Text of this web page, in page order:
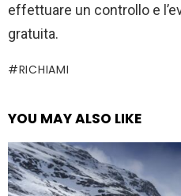
effettuare un controllo e
gratuita.
RICHIAMI
YOU MAY ALSO LIKE